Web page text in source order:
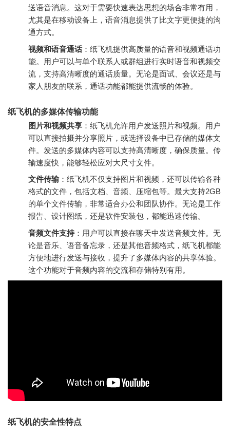
送语音消息。这对于需要快速表达思想的场合非常有用，
尤其是在移动设备上，语音消息提供了比文字更便捷的沟
通方式。
视频和语音通话：纸飞机提供高质量的语音和视频通话功
能。用户可以与单个联系人或群组进行实时语音和视频交
流，支持高清晰度的通话质量。无论是面试、会议还是与
家人朋友的联系，通话功能都能提供流畅的体验。
纸飞机的多媒体传输功能
图片和视频共享 ：纸飞机允许用户发送照片和视频。用户
可以直接拍摄并分享照片，或选择设备中已存储的媒体文
件。发送的多媒体内容可以支持高清晰度，确保质量。传
输速度快，能够轻松应对大尺寸文件。
文件传输 ：纸飞机不仅支持图片和视频，还可以传输各种
格式的文件，包括文档、音频、压缩包等。最大支持2GB
的单个文件传输，非常适合办公和团队协作。无论是工作
报告、设计图纸，还是软件安装包，都能迅速传输。
音频文件支持：用户可以直接在聊天中发送音频文件。无
论是音乐、语音备忘录，还是其他音频格式，纸飞机都能
方便地进行发送与接收，提升了多媒体内容的共享体验。
这个功能对于音频内容的交流和存储特别有用。
纸飞机的安全性特点